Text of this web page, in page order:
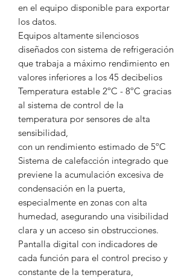
en el equipo disponible para exportar
los datos.
Equipos altamente silenciosos
diseñados con sistema de refrigeración
que trabaja a máximo rendimiento en
valores inferiores a los 45 decibelios
Temperatura estable 2ºC - 8ºC gracias
al sistema de control de la
temperatura por sensores de alta
sensibilidad,
con un rendimiento estimado de 5ºC
Sistema de calefacción integrado que
previene la acumulación excesiva de
condensación en la puerta,
especialmente en zonas con alta
humedad, asegurando una visibilidad
clara y un acceso sin obstrucciones.
Pantalla digital con indicadores de
cada función para el control preciso y
constante de la temperatura,